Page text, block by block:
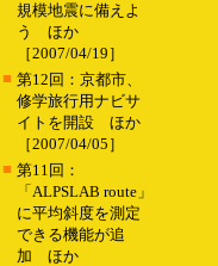
規模地震に備えよ
う ほか
［2007/04/19］
■ 第12回：京都市、
修学旅行用ナビサ
イトを開設 ほか
［2007/04/05］
■ 第11回：
「ALPSLAB route」
に平均斜度を測定
できる機能が追
加 ほか